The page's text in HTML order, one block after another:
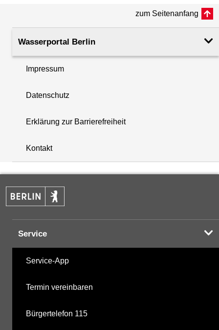
+
−
zum Seitenanfang
Wasserportal Berlin
Impressum
Datenschutz
Erklärung zur Barrierefreiheit
Kontakt
Service
Service-App
Termin vereinbaren
Bürgertelefon 115